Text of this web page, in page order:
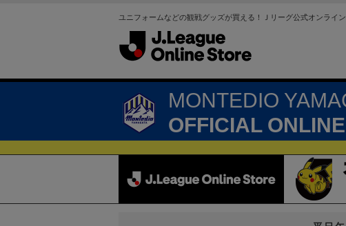
ユニフォームなどの観戦グッズが買える！Ｊリーグ公式オンライ
MONTEDIO
OFFICIAL